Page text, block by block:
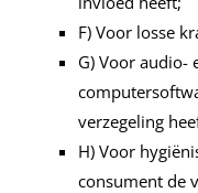
F) Voor losse
G) Voor audio-
verzegeling
H) Voor
consument de